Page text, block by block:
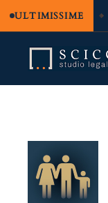
ULTIMISSIME
e regresso
contenuto
Servizi
Approfondimenti